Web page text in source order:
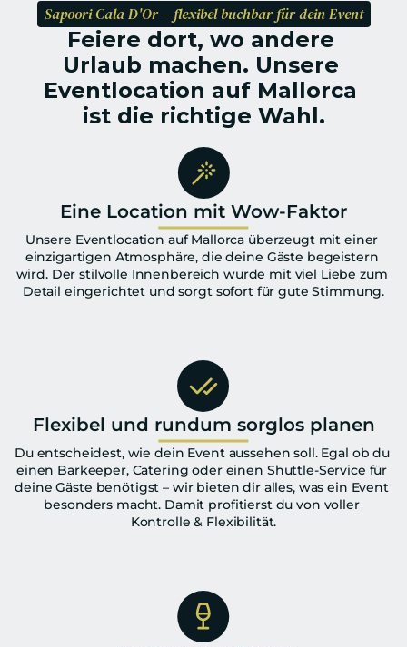
Sapoori Cala D'Or – flexibel buchbar für dein Event
Feiere dort, wo andere
Urlaub machen. Unsere
Eventlocation auf Mallorca
ist die richtige Wahl.
Eine Location mit Wow-Faktor
Unsere Eventlocation auf Mallorca überzeugt mit einer
einzigartigen Atmosphäre, die deine Gäste begeistern
wird. Der stilvolle Innenbereich wurde mit viel Liebe zum
Detail eingerichtet und sorgt sofort für gute Stimmung.
Flexibel und rundum sorglos planen
Du entscheidest, wie dein Event aussehen soll. Egal ob du
einen Barkeeper, Catering oder einen Shuttle-Service für
deine Gäste benötigst – wir bieten dir alles, was ein Event
besonders macht. Damit profitierst du von voller
Kontrolle & Flexibilität.